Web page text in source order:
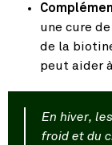
une cure
de la
peut aider
En hiver,
froid et du